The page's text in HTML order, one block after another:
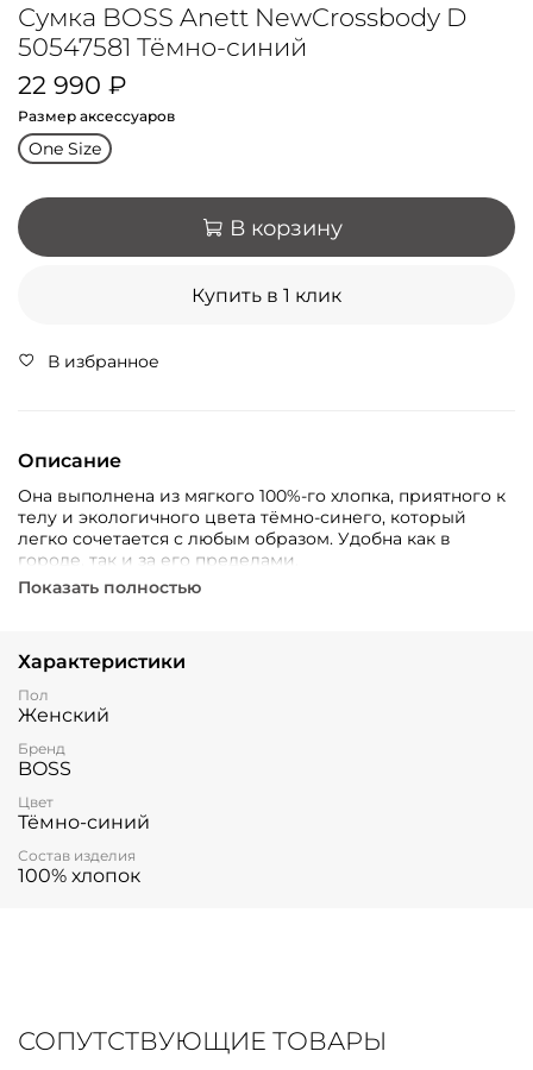
Сумка BOSS Anett NewCrossbody D
50547581 Тёмно-синий
22 990 ₽
Размер аксессуаров
One Size
В корзину
Купить в 1 клик
В избранное
Описание
Она выполнена из мягкого 100%-го хлопка, приятного к
телу и экологичного цвета тёмно-синего, который
легко сочетается с любым образом. Удобна как в
городе, так и за его пределами.
Показать полностью
Характеристики
Пол
Женский
Бренд
BOSS
Цвет
Тёмно-синий
Состав изделия
100% хлопок
СОПУТСТВУЮЩИЕ ТОВАРЫ